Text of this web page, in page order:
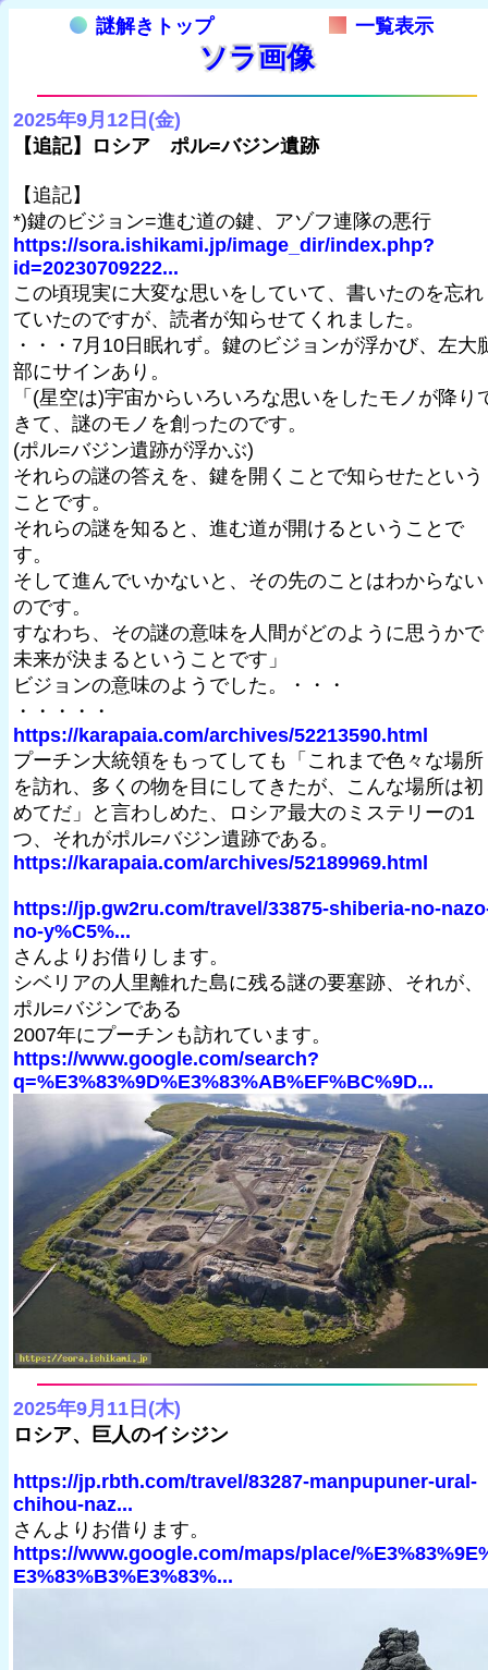
謎解きトップ 一覧表示
ソラ画像
2025年9月12日(金)
【追記】ロシア ポル=バジン遺跡
【追記】
*)鍵のビジョン=進む道の鍵、アゾフ連隊の悪行
https://sora.ishikami.jp/image_dir/index.php?
id=20230709222...
この頃現実に大変な思いをしていて、書いたのを忘れ
ていたのですが、読者が知らせてくれました。
・・・7月10日眠れず。鍵のビジョンが浮かび、左大
部にサインあり。
「(星空は)宇宙からいろいろな思いをしたモノが降り
きて、謎のモノを創ったのです。
(ポル=バジン遺跡が浮かぶ)
それらの謎の答えを、鍵を開くことで知らせたという
ことです。
それらの謎を知ると、進む道が開けるということで
す。
そして進んでいかないと、その先のことはわからない
のです。
すなわち、その謎の意味を人間がどのように思うかで
未来が決まるということです」
ビジョンの意味のようでした。・・・
・・・・・
https://karapaia.com/archives/52213590.html
プーチン大統領をもってしても「これまで色々な場所
を訪れ、多くの物を目にしてきたが、こんな場所は初
めてだ」と言わしめた、ロシア最大のミステリーの1
つ、それがポル=バジン遺跡である。
https://karapaia.com/archives/52189969.html
https://jp.gw2ru.com/travel/33875-shiberia-no-
no-y%C5%...
さんよりお借りします。
シベリアの人里離れた島に残る謎の要塞跡、それが、
ポル=バジンである
2007年にプーチンも訪れています。
https://www.google.com/search?
q=%E3%83%9D%E3%83%AB%EF%BC%9D...
2025年9月11日(木)
ロシア、巨人のイシジン
https://jp.rbth.com/travel/83287-manpupuner-ural-
chihou-naz...
さんよりお借ります。
https://www.google.com/maps/place/
E3%83%B3%E3%83%...